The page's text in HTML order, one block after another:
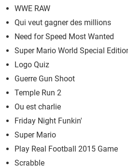
WWE RAW
Qui veut gagner des millions
Need for Speed Most Wanted
Super Mario World Special
Logo Quiz
Guerre Gun Shoot
Temple Run 2
Ou est charlie
Friday Night Funkin'
Super Mario
Play Real Football 2015 Game
Scrabble